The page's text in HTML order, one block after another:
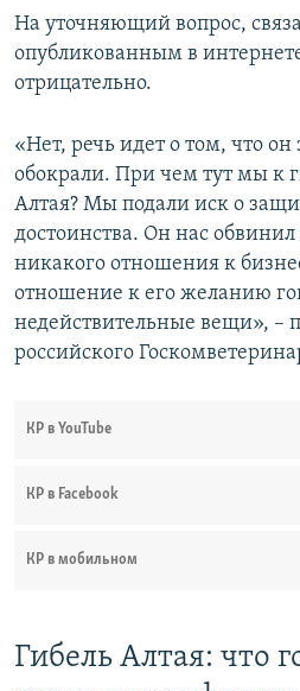
На уточняющий вопрос,
опубликованным в
отрицательно.
«Нет, речь идет о том, что он
обокрали. При чем тут мы к
Алтая? Мы подали иск о
достоинства. Он нас
никакого отношения к
отношение к его желанию
недействительные вещи», –
российского
КР в YouTube
КР в Facebook
КР в мобильном
Гибель Алтая: что